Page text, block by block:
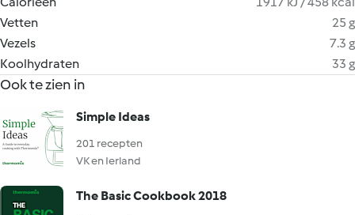
Vetten
25 g
Vezels
7.3 g
Koolhydraten
33 g
Ook te zien in
Simple Ideas
201 recepten
VK en Ierland
The Basic Cookbook 2018